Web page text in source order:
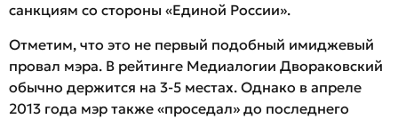
санкциям со стороны «Единой России».
Отметим, что это не первый подобный имиджевый
провал мэра. В рейтинге Медиалогии Двораковский
обычно держится на 3-5 местах. Однако в апреле
2013 года мэр также «проседал» до последнего